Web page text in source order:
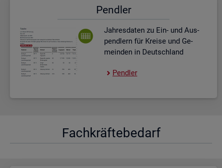
Pend­ler
Jah­res­da­ten zu Ein- und Aus­
pend­lern für Krei­se und Ge­
mein­den in Deutsch­land
Pend­ler
Fach­kräf­te­be­darf